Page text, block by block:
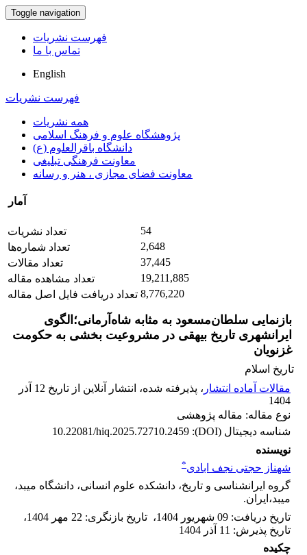
Toggle navigation
فهرست نشریات
تماس با ما
English
فهرست نشریات
همه نشریات
پژوهشگاه علوم و فرهنگ اسلامی
دانشگاه باقرالعلوم (ع)
معاونت فرهنگی تبلیغی
معاونت فضای مجازی ، هنر و رسانه
آمار
تعداد نشریات
54
تعداد شماره‌ها
2,648
تعداد مقالات
37,445
تعداد مشاهده مقاله
19,211,885
تعداد دریافت فایل اصل مقاله 8,776,220
بازنمایی سلطان‌مسعود به مثابه شاه‌آرمانی؛الگوی
ایرانشهری تاریخ بیهقی در مشروعیت بخشی به حکومت
غزنویان
تاریخ اسلام
مقالات آماده انتشار
، پذیرفته شده، انتشار آنلاین از تاریخ 12 آذر
1404
نوع مقاله: مقاله پژوهشی
شناسه دیجیتال (DOI):
10.22081/hiq.2025.72710.2459
نویسنده
شهناز حجتی نجف ابادی*
گروه ایرانشناسی و تاریخ، دانشکده علوم انسانی، دانشگاه میبد،
میبد،ایران.
تاریخ دریافت: 09 شهریور 1404 ، تاریخ بازنگری: 22 مهر 1404
،
تاریخ پذیرش: 11 آذر 1404
چکیده